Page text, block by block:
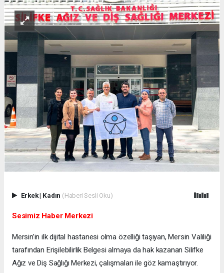
Erkek| Kadın (Haberi Sesli Oku)
Sesimiz Haber Merkezi
Mersin’in ilk dijital hastanesi olma özelliği taşıyan, Mersin Valiliği
tarafından Erişilebilirlik Belgesi almaya da hak kazanan Silifke
Ağız ve Diş Sağlığı Merkezi, çalışmaları ile göz kamaştırıyor.